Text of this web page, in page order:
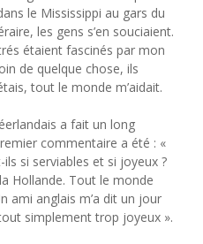
le Mississippi au gars du
les gens s’en souciaient.
étaient fascinés par mon
de quelque chose, ils
tout le monde m’aidait.
a fait un long
commentaire a été : «
si serviables et si joyeux ?
Hollande. Tout le monde
ami anglais m’a dit un jour
simplement trop joyeux ».